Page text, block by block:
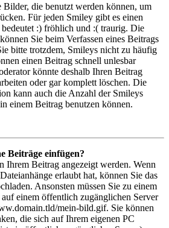
Bilder, die benutzt werden können, um
Für jeden Smiley gibt es einen
:) fröhlich und :( traurig. Die
Sie beim Verfassen eines Beitrags
bitte trotzdem, Smileys nicht zu häufig
einen Beitrag schnell unlesbar
könnte deshalb Ihren Beitrag
oder gar komplett löschen. Die
kann auch die Anzahl der Smileys
einem Beitrag benutzen können.
Beiträge einfügen?
Ihrem Beitrag angezeigt werden. Wenn
erlaubt hat, können Sie das
Ansonsten müssen Sie zu einem
einem öffentlich zugänglichen Server
mein-bild.gif. Sie können
die sich auf Ihrem eigenen PC